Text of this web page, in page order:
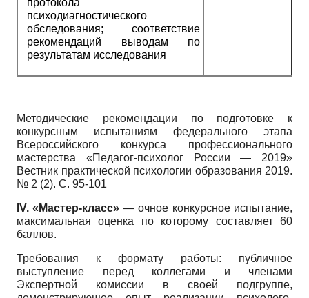
протокола
психодиагностического
обследования; соответствие
рекомендаций выводам по
результатам исследования
Методические рекомендации по подготовке к
конкурсным испытаниям федерального этапа
Всероссийского конкурса профессионального
мастерства «Педагог-психолог России — 2019»
Вестник практической психологии образования 2019.
№ 2 (2). С. 95-101
IV.«Мастер-класс» — очное конкурсное испытание,
максимальная оценка по которому составляет 60
баллов.
Требования к формату работы: публичное
выступление перед коллегами и членами
Экспертной комиссии в своей подгруппе,